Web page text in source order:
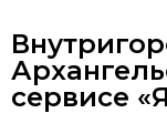
сервисе